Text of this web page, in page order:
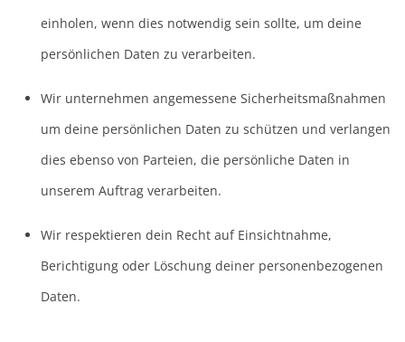
einholen, wenn dies notwendig sein sollte, um deine
persönlichen Daten zu verarbeiten.
Wir unternehmen angemessene Sicherheitsmaßnahmen
um deine persönlichen Daten zu schützen und verlangen
dies ebenso von Parteien, die persönliche Daten in
unserem Auftrag verarbeiten.
Wir respektieren dein Recht auf Einsichtnahme,
Berichtigung oder Löschung deiner personenbezogenen
Daten.